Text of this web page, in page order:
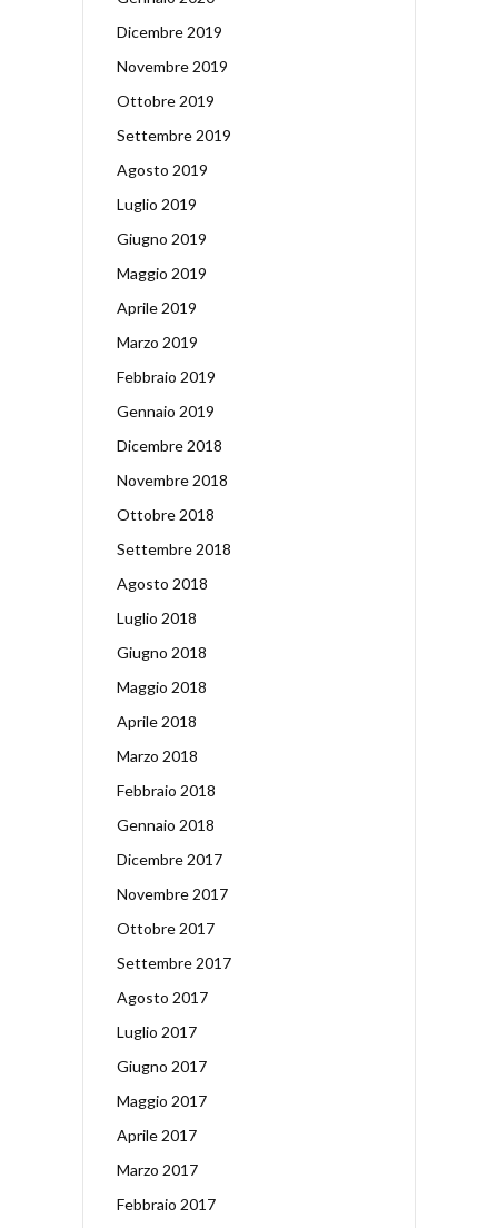
Dicembre 2019
Novembre 2019
Ottobre 2019
Settembre 2019
Agosto 2019
Luglio 2019
Giugno 2019
Maggio 2019
Aprile 2019
Marzo 2019
Febbraio 2019
Gennaio 2019
Dicembre 2018
Novembre 2018
Ottobre 2018
Settembre 2018
Agosto 2018
Luglio 2018
Giugno 2018
Maggio 2018
Aprile 2018
Marzo 2018
Febbraio 2018
Gennaio 2018
Dicembre 2017
Novembre 2017
Ottobre 2017
Settembre 2017
Agosto 2017
Luglio 2017
Giugno 2017
Maggio 2017
Aprile 2017
Marzo 2017
Febbraio 2017